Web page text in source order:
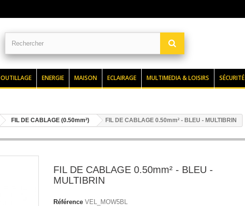
OUTILLAGE ENERGIE MAISON ECLAIRAGE MULTIMEDIA & LOISIRS SÉCURITÉ
FIL DE CABLAGE (0.50mm²) FIL DE CABLAGE 0.50mm² - BLEU - MULTIBRIN
FIL DE CABLAGE 0.50mm² - BLEU -
MULTIBRIN
Référence VEL_MOW5BL